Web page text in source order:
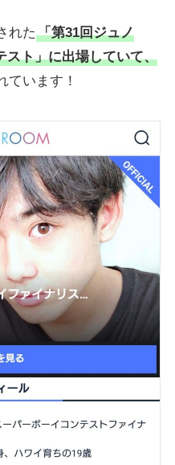
れた 「第31回ジュノ
スト」に出場していて、
ています！